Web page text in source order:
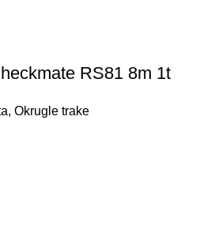
RS81 8m 1t
, Okrugle trake